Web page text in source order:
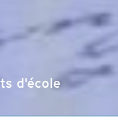
d'école